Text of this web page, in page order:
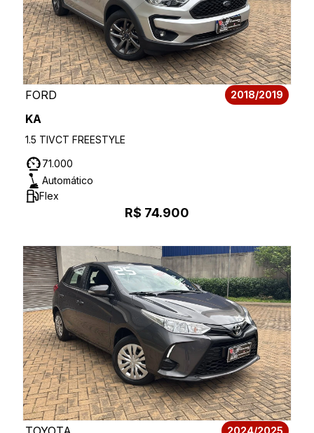
FORD 2018/2019
KA
1.5 TIVCT FREESTYLE
71.000
Automático
Flex
R$ 74.900
2024/2025